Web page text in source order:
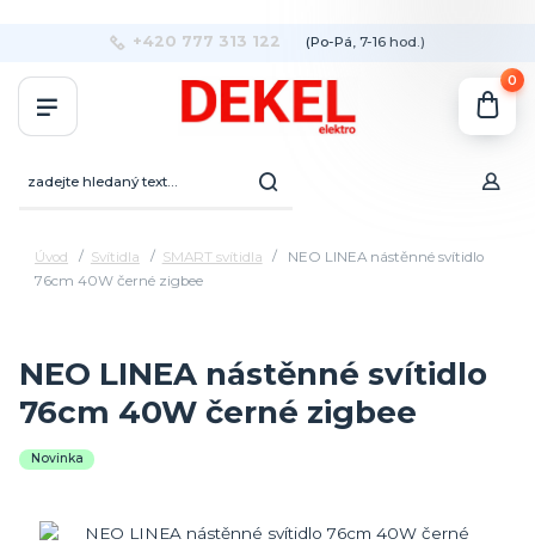
+420 777 313 122 (Po-Pá, 7-16 hod.)
0
Úvod Svítidla SMART svítidla
NEO LINEA nástěnné svítidlo
76cm 40W černé zigbee
NEO LINEA nástěnné svítidlo
76cm 40W černé zigbee
Novinka